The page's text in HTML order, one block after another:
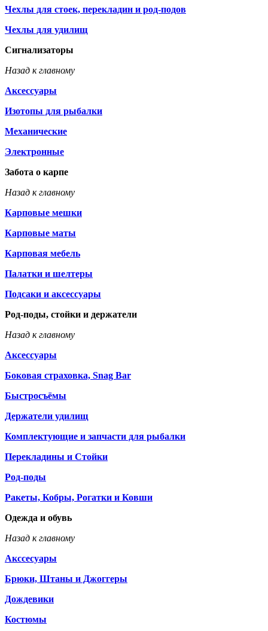
Чехлы для стоек, перекладин и род-подов
Чехлы для удилищ
Сигнализаторы
Назад к главному
Аксессуары
Изотопы для рыбалки
Механические
Электронные
Забота о карпе
Назад к главному
Карповые мешки
Карповые маты
Карповая мебель
Палатки и шелтеры
Подсаки и аксессуары
Род-поды, стойки и держатели
Назад к главному
Аксессуары
Боковая страховка, Snag Bar
Быстросъёмы
Держатели удилищ
Комплектующие и запчасти для рыбалки
Перекладины и Стойки
Род-поды
Ракеты, Кобры, Рогатки и Ковши
Одежда и обувь
Назад к главному
Акссесуары
Брюки, Штаны и Джоггеры
Дождевики
Костюмы